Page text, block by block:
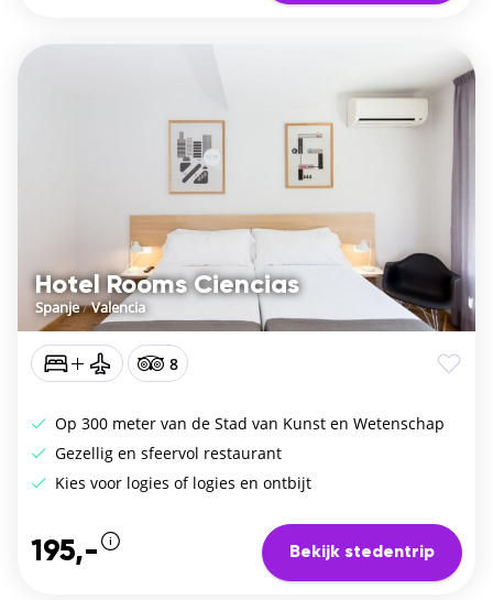
Hotel Rooms Ciencias
Spanje/Valencia
8
Op 300 meter van de Stad van Kunst en Wetenschap
Gezellig en sfeervol restaurant
Kies voor logies of logies en ontbijt
195,- Bekijk stedentrip